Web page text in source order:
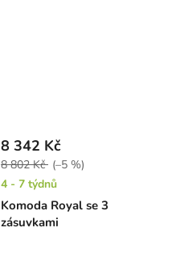
Komoda Royal se 3
zásuvkami
8 342 Kč
8 802 Kč (–5 %)
4 - 7 týdnů